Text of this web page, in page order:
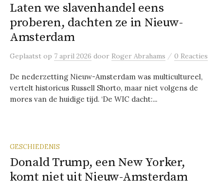
Laten we slavenhandel eens
proberen, dachten ze in Nieuw-
Amsterdam
Geplaatst op 7 april 2026 door Roger Abrahams / 0 Reacties
De nederzetting Nieuw-Amsterdam was multicultureel,
vertelt historicus Russell Shorto, maar niet volgens de
mores van de huidige tijd. ‘De WIC dacht:...
GESCHIEDENIS
Donald Trump, een New Yorker,
komt niet uit Nieuw-Amsterdam